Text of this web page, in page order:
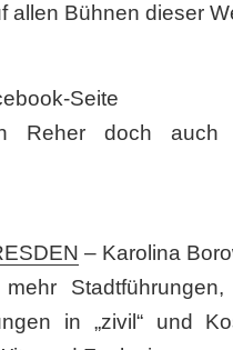
allen Bühnen dieser
Seite
Reher doch
– Karolina
Stadtführungen,
in „zivil“ und